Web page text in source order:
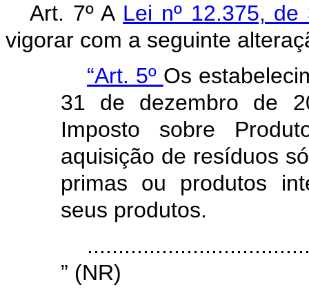
Art. 7º A Lei nº 12.375,
vigorar com a seguinte
“Art. 5º Os
31 de dezembro de
Imposto sobre
aquisição de resíduos
primas ou produtos
seus produtos.
” (NR)